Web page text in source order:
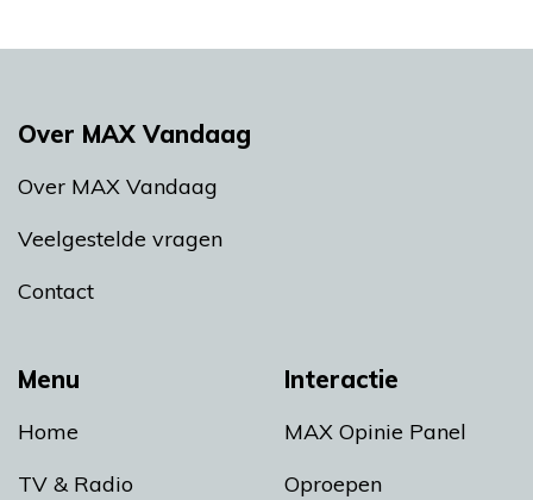
Menu
Home
TV & Radio
Interactie
MAX Opinie Panel
Oproepen
Over MAX Vandaag
Over MAX Vandaag
Veelgestelde vragen
Contact